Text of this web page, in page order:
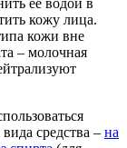
кожу лица.
кожи вне
– молочная
средства – на